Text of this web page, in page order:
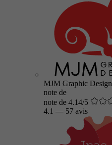
MJM Graphic Design
note de
note de 4.14/5
4.1 — 57 avis